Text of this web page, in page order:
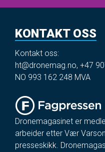
KONTAKT OSS
Kontakt oss:
ht@dronemag.no, +47
NO 993 162 248 MVA
Dronemagasinet er
arbeider etter Vær
presseskikk.